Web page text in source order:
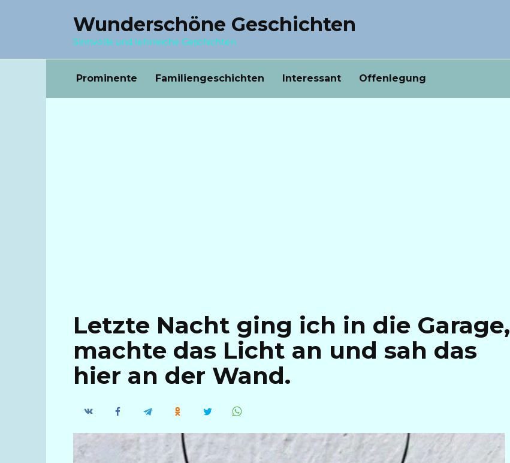
Wunderschöne Geschichten
Sinnvolle und lehrreiche Geschichten
Prominente Familiengeschichten Interessant Offenlegung
Letzte Nacht ging ich in die Garage,
machte das Licht an und sah das
hier an der Wand.